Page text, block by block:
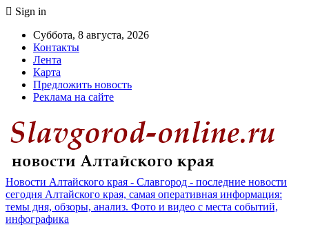
Sign in
Суббота, 8 августа, 2026
Контакты
Лента
Карта
Предложить новость
Реклама на сайте
Новости Алтайского края - Славгород - последние новости
сегодня Алтайского края, самая оперативная информация:
темы дня, обзоры, анализ. Фото и видео с места событий,
инфографика